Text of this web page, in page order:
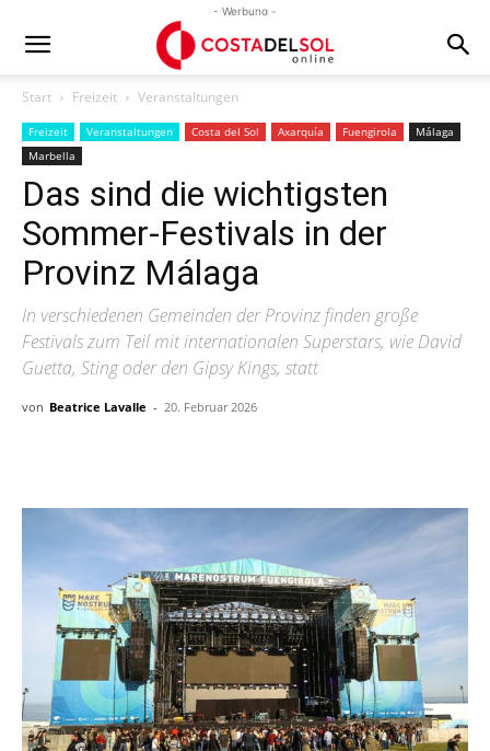
- Werbung -
Start Freizeit Veranstaltungen
Freizeit Veranstaltungen Costa del Sol Axarquía Fuengirola
Málaga
Marbella
Das sind die wichtigsten
Sommer-Festivals in der
Provinz Málaga
In verschiedenen Gemeinden der Provinz finden große
Festivals zum Teil mit internationalen Superstars, wie David
Guetta, Sting oder den Gipsy Kings, statt
von Beatrice Lavalle - 20. Februar 2026